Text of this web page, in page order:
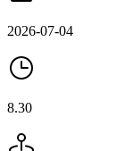
2026-07-04
8.30